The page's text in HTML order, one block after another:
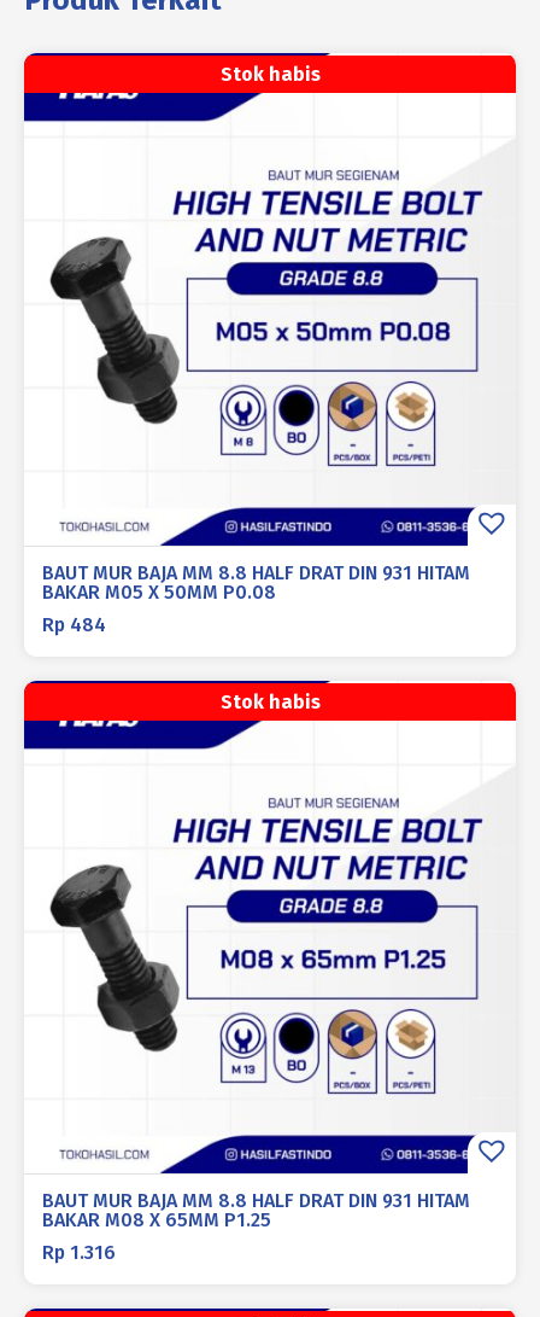
Stok habis
BAUT MUR BAJA MM 8.8 HALF DRAT DIN 931 HITAM
BAKAR M05 X 50MM P0.08
Rp 484
Stok habis
BAUT MUR BAJA MM 8.8 HALF DRAT DIN 931 HITAM
BAKAR M08 X 65MM P1.25
Rp 1.316